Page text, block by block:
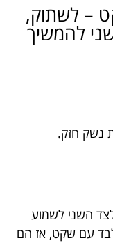
– לשתוק,
להמשיך
נשק חזק.
השני לשמוע
עם שקט, אז הם